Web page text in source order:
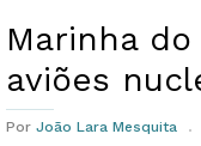
Marinha
aviões
Por João Lara Mesquita